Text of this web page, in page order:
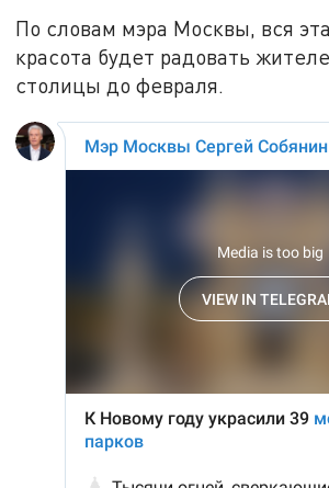
По словам мэра Москвы, вся
красота будет радовать
столицы до февраля.